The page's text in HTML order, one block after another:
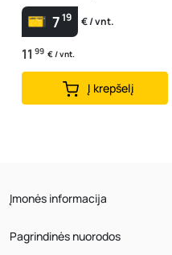
universalus, mat. aukso sp...
719 € / vnt.
11 99 € / vnt.
Į krepšelį
Įmonės informacija
Pagrindinės nuorodos